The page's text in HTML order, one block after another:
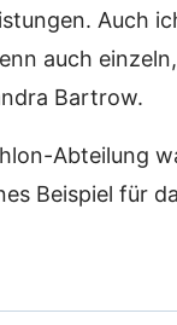
Auch
auch
Bartrow.
Abteilung
Beispiel für